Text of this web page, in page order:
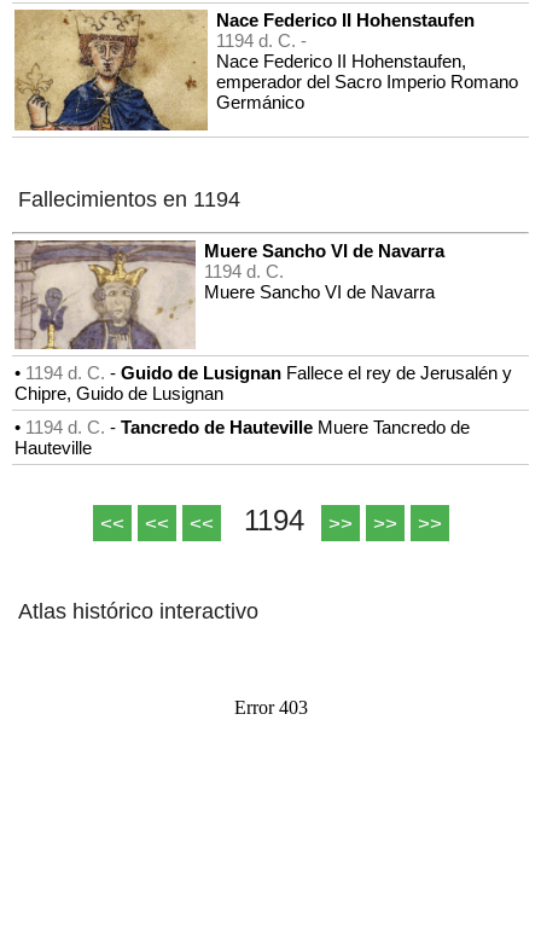
Nace Federico II Hohenstaufen
1194 d. C. -
Nace Federico II Hohenstaufen,
emperador del Sacro Imperio Romano
Germánico
Fallecimientos en 1194
Muere Sancho VI de Navarra
1194 d. C.
Muere Sancho VI de Navarra
• 1194 d. C. - Guido de Lusignan Fallece el rey de Jerusalén y
Chipre, Guido de Lusignan
• 1194 d. C. - Tancredo de Hauteville Muere Tancredo de
Hauteville
<< << << 1194 >> >> >>
Atlas histórico interactivo